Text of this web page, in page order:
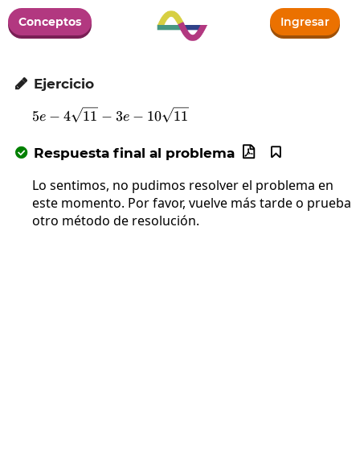
Conceptos Ingresar
 Ejercicio
5e-4\sqrt{11}-3e-10\sqrt{11}
5e − 4 11 − 3e − 10 11
 Respuesta final al problema 

Lo sentimos, no pudimos resolver el problema en
este momento. Por favor, vuelve más tarde o prueba
otro método de resolución.